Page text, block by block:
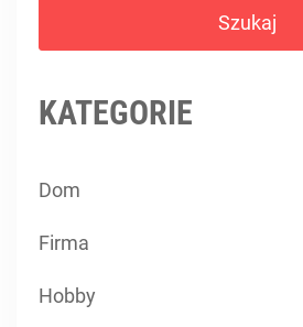
KATEGORIE
Dom
Firma
Hobby